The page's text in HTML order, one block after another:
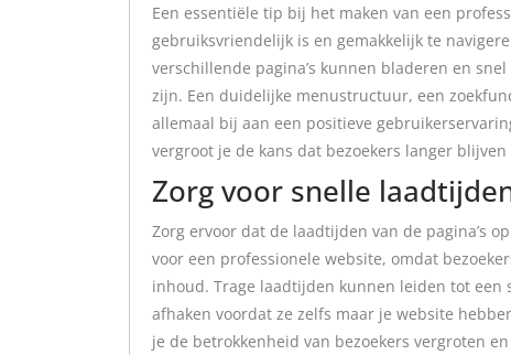
Een essentiële tip bij het maken van een
gebruiksvriendelijk is en gemakkelijk te
verschillende pagina’s kunnen bladeren en
zijn. Een duidelijke menustructuur, een
allemaal bij aan een positieve
vergroot je de kans dat bezoekers langer
Zorg voor snelle
Zorg ervoor dat de laadtijden van de pagina’s
voor een professionele website, omdat
inhoud. Trage laadtijden kunnen leiden tot een
afhaken voordat ze zelfs maar je website
je de betrokkenheid van bezoekers vergroten